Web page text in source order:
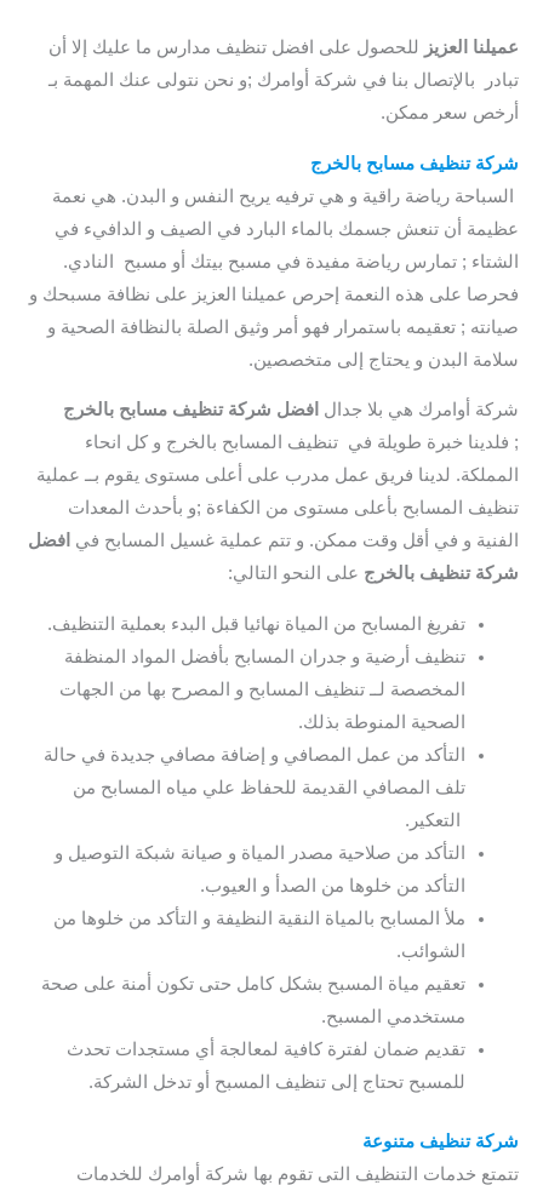
عميلنا العزيز
للحصول على افضل تنظيف مدارس ما عليك إلا أن
تبادر بالإتصال بنا في شركة أوامرك ;و نحن نتولى عنك المهمة بـ
أرخص سعر ممكن.
شركة تنظيف مسابح بالخرج
السباحة رياضة راقية و هي ترفيه يريح النفس و البدن. هي نعمة
عظيمة أن تنعش جسمك بالماء البارد في الصيف و الدافيء في
الشتاء ; تمارس رياضة مفيدة في مسبح بيتك أو مسبح النادي.
فحرصا على هذه النعمة إحرص عميلنا العزيز على نظافة مسبحك و
صيانته ; تعقيمه باستمرار فهو أمر وثيق الصلة بالنظافة الصحية و
سلامة البدن و يحتاج إلى متخصصين.
شركة أوامرك هي بلا جدال افضل شركة تنظيف مسابح بالخرج
; فلدينا خبرة طويلة في تنظيف المسابح بالخرج و كل انحاء
المملكة. لدينا فريق عمل مدرب على أعلى مستوى يقوم بــ عملية
تنظيف المسابح بأعلى مستوى من الكفاءة ;و بأحدث المعدات
الفنية و في أقل وقت ممكن. و تتم عملية غسيل المسابح في افضل
شركة تنظيف بالخرج على النحو التالي:
تفريغ المسابح من المياة نهائيا قبل البدء بعملية التنظيف.
تنظيف أرضية و جدران المسابح بأفضل المواد المنظفة
المخصصة لــ تنظيف المسابح و المصرح بها من الجهات
الصحية المنوطة بذلك.
التأكد من عمل المصافي و إضافة مصافي جديدة في حالة
تلف المصافي القديمة للحفاظ علي مياه المسابح من
التعكير.
التأكد من صلاحية مصدر المياة و صيانة شبكة التوصيل و
التأكد من خلوها من الصدأ و العيوب.
ملأ المسابح بالمياة النقية النظيفة و التأكد من خلوها من
الشوائب.
تعقيم مياة المسبح بشكل كامل حتى تكون أمنة على صحة
مستخدمي المسبح.
تقديم ضمان لفترة كافية لمعالجة أي مستجدات تحدث
للمسبح تحتاج إلى تنظيف المسبح أو تدخل الشركة.
شركة تنظيف متنوعة
تتمتع خدمات التنظيف التى تقوم بها شركة أوامرك للخدمات